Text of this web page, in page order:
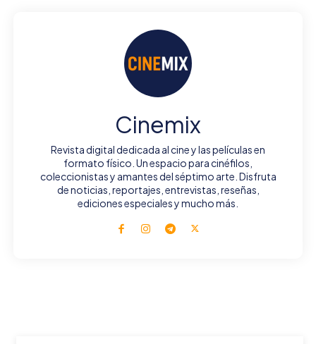
Cinemix
Revista digital dedicada al cine y las películas en
formato físico. Un espacio para cinéfilos,
coleccionistas y amantes del séptimo arte. Disfruta
de noticias, reportajes, entrevistas, reseñas,
ediciones especiales y mucho más.